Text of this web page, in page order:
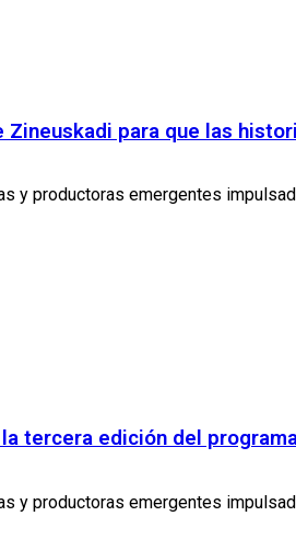
para que las
y productoras emergentes
tercera edición del
y productoras emergentes